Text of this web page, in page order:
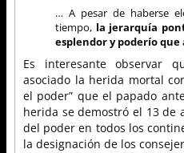
… A pesar de haberse
tiempo, la jerarquía
esplendor y poderío
Es interesante observar
asociado la herida mortal
el poder” que el papado
herida se demostró el 13 de
del poder en todos los
la designación de los